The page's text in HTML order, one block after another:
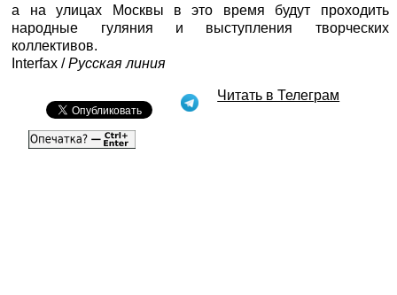
а на улицах Москвы в это время будут проходить
народные гуляния и выступления творческих
коллективов.
Interfax /Русская линия
Читать в Телеграм